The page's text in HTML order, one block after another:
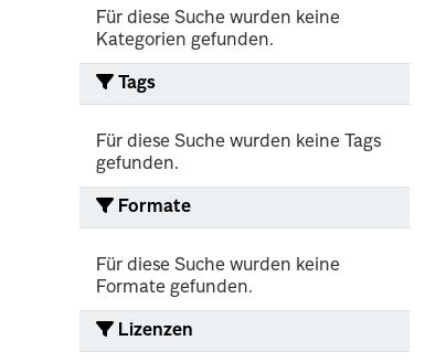
Für diese Suche wurden keine
Kategorien gefunden.
Tags
Für diese Suche wurden keine Tags
gefunden.
Formate
Für diese Suche wurden keine
Formate gefunden.
Lizenzen